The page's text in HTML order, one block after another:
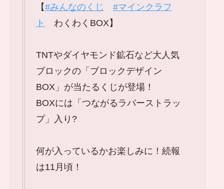
【#みんなのくじ
#マインクラフ
ト
わくわくBOX】
TNTやダイヤモンド鉱石など大人気
ブロックの「ブロックデザイン
BOX」が当たるくじが登場！
BOXには「つながるラバーストラッ
プ」入り?
何が入っているかお楽しみに！続報
は11月頃！